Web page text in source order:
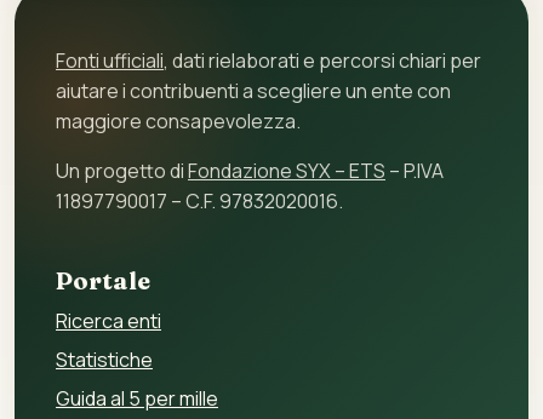
Fonti ufficiali, dati rielaborati e percorsi chiari per
aiutare i contribuenti a scegliere un ente con
maggiore consapevolezza.
Un progetto diFondazione SYX – ETS – P.IVA
11897790017 – C.F. 97832020016.
Portale
Ricerca enti
Statistiche
Guida al 5 per mille